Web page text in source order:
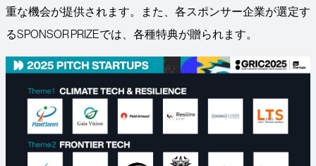
重な機会が提供されます。また、各スポンサー企業が選定す
るSPONSOR PRIZEでは、各種特典が贈られます。